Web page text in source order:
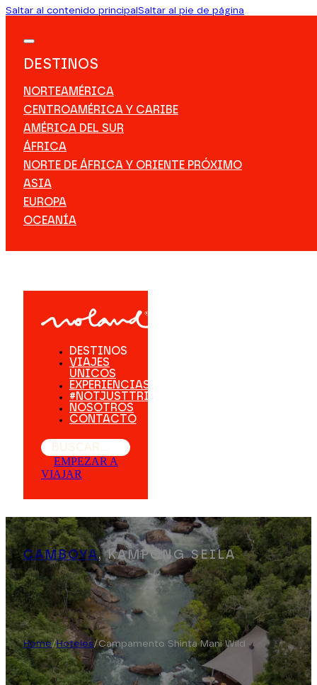
Saltar al contenido principal Saltar al pie de página
DESTINOS
NORTEAMÉRICA
CENTROAMÉRICA Y CARIBE
AMÉRICA DEL SUR
ÁFRICA
NORTE DE ÁFRICA Y ORIENTE PRÓXIMO
ASIA
EUROPA
OCEANÍA
DESTINOS
VIAJES
ÚNICOS
EXPERIENCIAS
#NOTJUSTTRIPS
NOSOTROS
CONTACTO
Buscar
EMPEZAR A
VIAJAR
CAMBOYA, KAMPONG SEILA
Home/Hoteles/Campamento Shinta Mani Wild